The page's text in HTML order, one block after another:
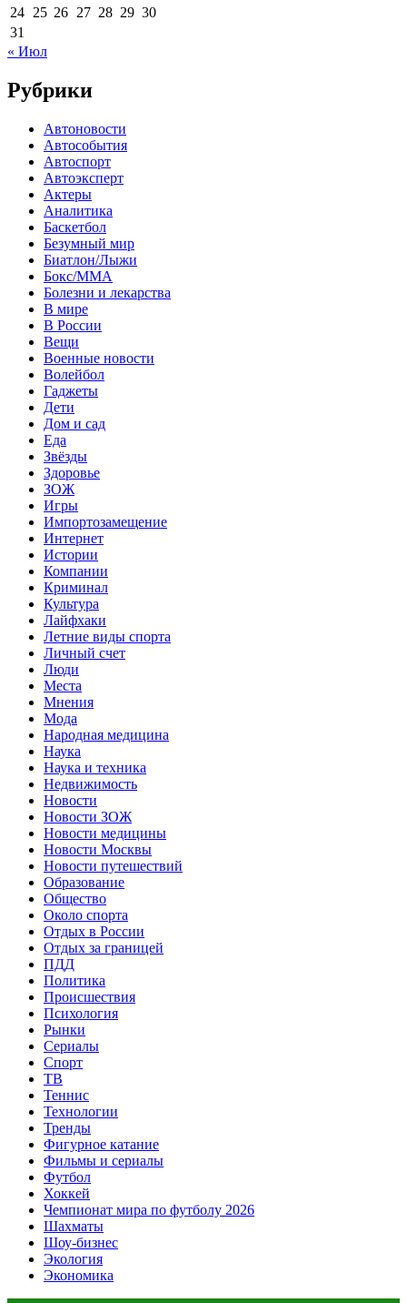
24 25 26 27 28 29 30
31
« Июл
Рубрики
Автоновости
Автособытия
Автоспорт
Автоэксперт
Актеры
Аналитика
Баскетбол
Безумный мир
Биатлон/Лыжи
Бокс/MMA
Болезни и лекарства
В мире
В России
Вещи
Военные новости
Волейбол
Гаджеты
Дети
Дом и сад
Еда
Звёзды
Здоровье
ЗОЖ
Игры
Импортозамещение
Интернет
Истории
Компании
Криминал
Культура
Лайфхаки
Летние виды спорта
Личный счет
Люди
Места
Мнения
Мода
Народная медицина
Наука
Наука и техника
Недвижимость
Новости
Новости ЗОЖ
Новости медицины
Новости Москвы
Новости путешествий
Образование
Общество
Около спорта
Отдых в России
Отдых за границей
ПДД
Политика
Происшествия
Психология
Рынки
Сериалы
Спорт
ТВ
Теннис
Технологии
Тренды
Фигурное катание
Фильмы и сериалы
Футбол
Хоккей
Чемпионат мира по футболу 2026
Шахматы
Шоу-бизнес
Экология
Экономика